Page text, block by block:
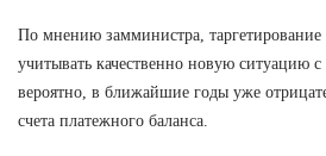
По мнению замминистра,
учитывать качественно новую ситуацию
вероятно, в ближайшие годы уже
счета платежного баланса.